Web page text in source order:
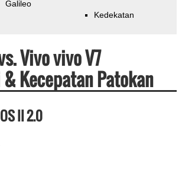
Galileo
Kedekatan
Vivo vivo V7
Kecepatan Patokan
II 2.0